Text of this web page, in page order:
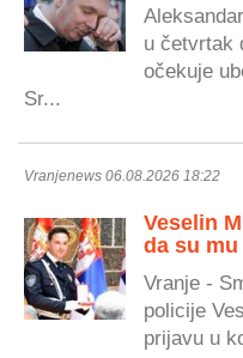
u četvrtak
očekuje
Sr...
Vranjenews 06.08.2026 18:22
Veselin
da su
Vranje -
policije
prijavu u